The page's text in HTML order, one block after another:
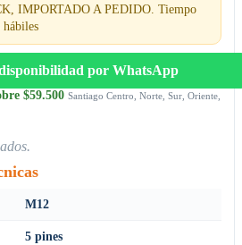
IMPORTADO A PEDIDO. Tiempo
hábiles
por WhatsApp
$59.500 Santiago Centro, Norte, Sur, Oriente,
M12
5 pines